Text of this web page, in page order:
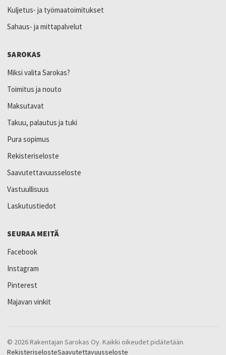
Kuljetus- ja työmaatoimitukset
Sahaus- ja mittapalvelut
SAROKAS
Miksi valita Sarokas?
Toimitus ja nouto
Maksutavat
Takuu, palautus ja tuki
Pura sopimus
Rekisteriseloste
Saavutettavuusseloste
Vastuullisuus
Laskutustiedot
SEURAA MEITÄ
Facebook
Instagram
Pinterest
Majavan vinkit
© 2026 Rakentajan Sarokas Oy. Kaikki oikeudet pidätetään.
RekisteriselosteSaavutettavuusseloste